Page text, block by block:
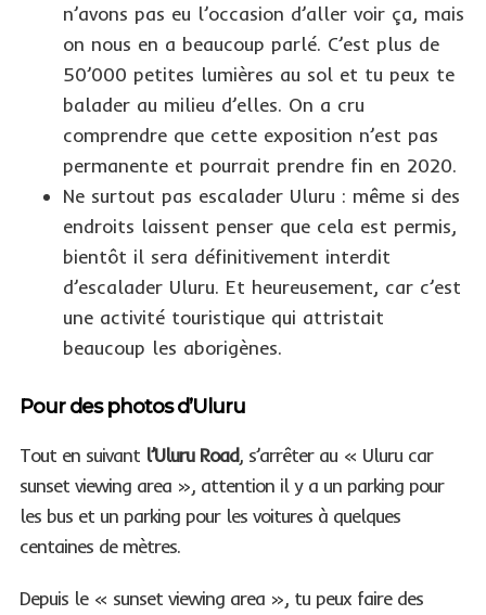
n’avons pas eu l’occasion d’aller voir ça, mais
on nous en a beaucoup parlé. C’est plus de
50’000 petites lumières au sol et tu peux te
balader au milieu d’elles. On a cru
comprendre que cette exposition n’est pas
permanente et pourrait prendre fin en 2020.
Ne surtout pas escalader Uluru : même si des
endroits laissent penser que cela est permis,
bientôt il sera définitivement interdit
d’escalader Uluru. Et heureusement, car c’est
une activité touristique qui attristait
beaucoup les aborigènes.
Pour des photos d’Uluru
Tout en suivant l’Uluru Road, s’arrêter au « Uluru car
sunset viewing area », attention il y a un parking pour
les bus et un parking pour les voitures à quelques
centaines de mètres.
Depuis le « sunset viewing area », tu peux faire des